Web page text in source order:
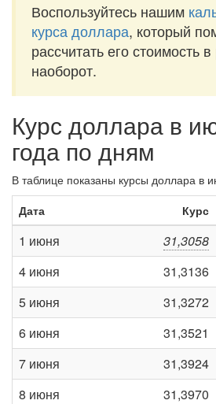
Воспользуйтесь нашим
курса доллара, который
рассчитать его стоимость
наоборот.
Курс доллара в
года по дням
В таблице показаны курсы доллара в
Дата
Курс
1 июня 31,3058
4 июня
31,3136
5 июня
31,3272
6 июня
31,3521
7 июня
31,3924
8 июня
31,3970